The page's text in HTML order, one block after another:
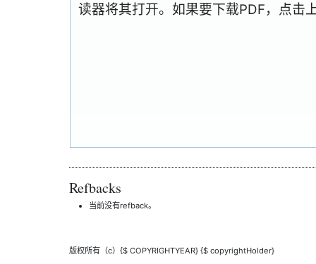
读器将其打开。如果要下载PDF，点击
Refbacks
当前没有refback。
版权所有（c）{$ COPYRIGHTYEAR} {$ copyrightHolder}